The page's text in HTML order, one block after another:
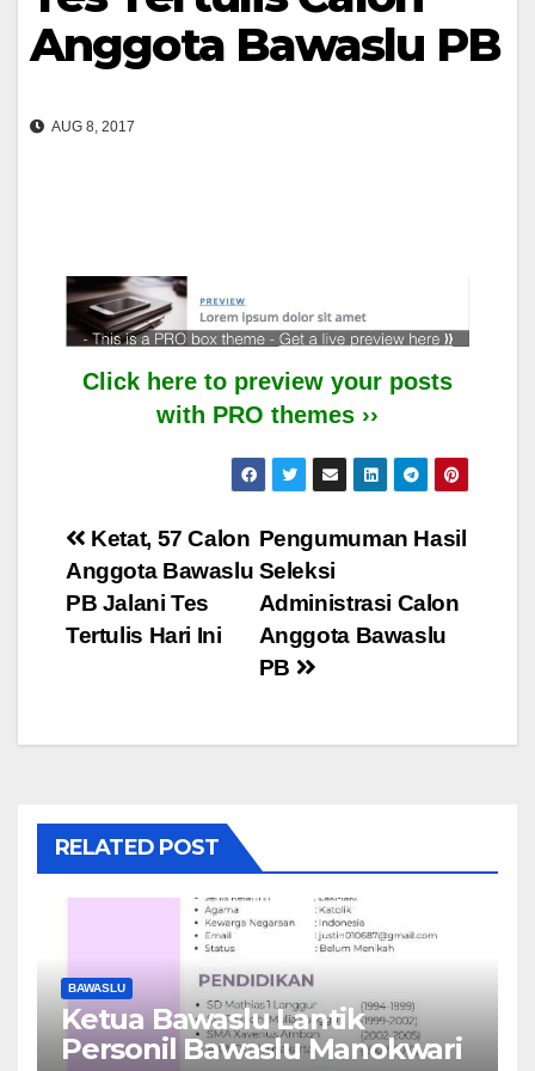
Anggota Bawaslu PB
AUG 8, 2017
Click here to preview your posts
with PRO themes ››
Post
navigation
Pengumuman Hasil
Seleksi
Administrasi Calon
Anggota Bawaslu
PB
Ketat, 57 Calon
Anggota Bawaslu
PB Jalani Tes
Tertulis Hari Ini
RELATED POST
BAWASLU
Ketua Bawaslu Lantik
Personil Bawaslu Manokwari